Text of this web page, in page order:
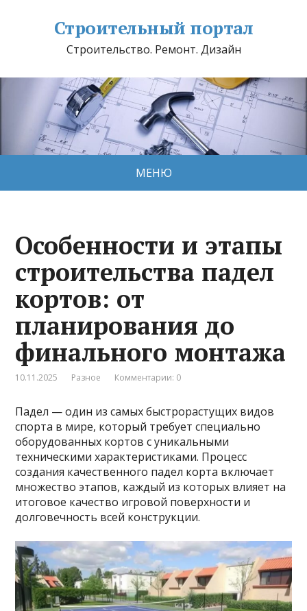
Строительный портал
Строительство. Ремонт. Дизайн
МЕНЮ
Особенности и этапы
строительства падел
кортов: от
планирования до
финального монтажа
10.11.2025 Разное Комментарии: 0
Падел — один из самых быстрорастущих видов
спорта в мире, который требует специально
оборудованных кортов с уникальными
техническими характеристиками. Процесс
создания качественного падел корта включает
множество этапов, каждый из которых влияет на
итоговое качество игровой поверхности и
долговечность всей конструкции.